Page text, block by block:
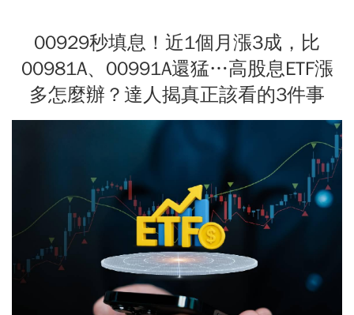
00929秒填息！近1個月漲3成，比
00981A、00991A還猛…高股息ETF漲
多怎麼辦？達人揭真正該看的3件事